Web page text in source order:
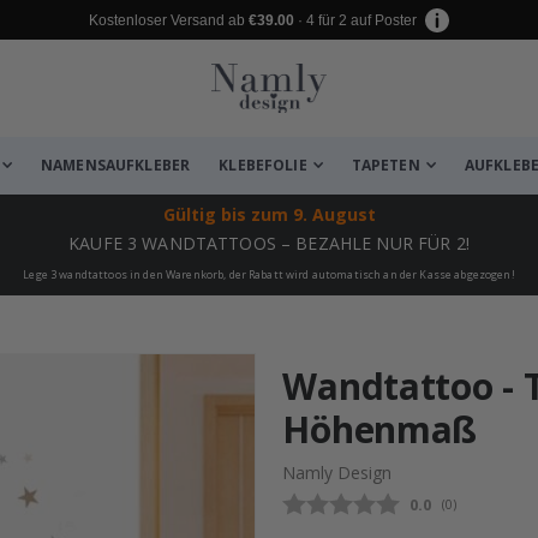
Kostenloser Versand ab €39.00 · 4 für 2 auf Poster
NAMENSAUFKLEBER KLEBEFOLIE TAPETEN
Gültig bis zum 9. August
KAUFE 3 WANDTATTOOS – BEZAHLE NUR FÜR 2!
Lege 3 wandtattoos in den Warenkorb, der Rabatt wird automatisch an der Kasse abgezogen!
✔️ Kostenloser Versand
Wandtattoo -
Höhenmaß
Namly Design
0.0 (abgegebene
0)